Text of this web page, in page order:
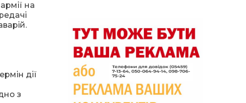
на
дії
з
05 сер
нотаріальному документі
виявлено описку?
18:39
04 сер
«КОЛО НЕЗЛАМНИХ»: як
діти та ветерани разом
створюють унікальний
телепроєкт